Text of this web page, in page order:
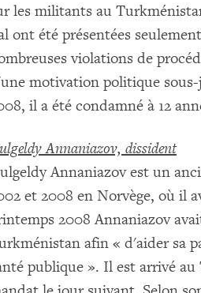
les militants au
ont été présentées
violations de
motivation politique sous-
il a été condamné à 12
Annaniazov, dissident
Annaniazov est un
et 2008 en Norvège, où il
2008 Annaniazov
afin « d'aider sa
publique ». Il est arrivé